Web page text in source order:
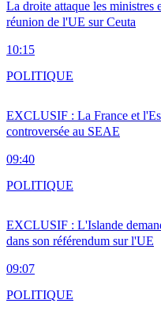
La droite attaque les ministres
réunion de l'UE sur Ceuta
10:15
EXCLUSIF : La France et
controversée au SEAE
09:40
POLITIQUE
EXCLUSIF : L'Islande
dans son référendum sur l'UE
09:07
POLITIQUE
POLITIQUE